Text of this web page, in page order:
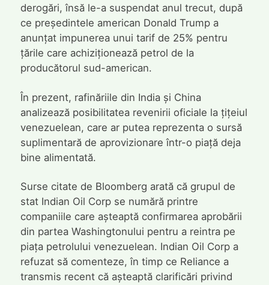
derogări, însă le-a suspendat anul trecut, după
ce președintele american Donald Trump a
anunțat impunerea unui tarif de 25% pentru
țările care achiziționează petrol de la
producătorul sud-american.
În prezent, rafinăriile din India și China
analizează posibilitatea revenirii oficiale la țițeiul
venezuelean, care ar putea reprezenta o sursă
suplimentară de aprovizionare într-o piață deja
bine alimentată.
Surse citate de Bloomberg arată că grupul de
stat Indian Oil Corp se numără printre
companiile care așteaptă confirmarea aprobării
din partea Washingtonului pentru a reintra pe
piața petrolului venezuelean. Indian Oil Corp a
refuzat să comenteze, în timp ce Reliance a
transmis recent că așteaptă clarificări privind